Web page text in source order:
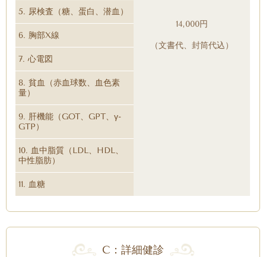
14,000円
（文書代、封筒代込）
5. 尿検査（糖、蛋白、潜血）
6. 胸部X線
7. 心電図
8. 貧血（赤血球数、血色素
量）
9. 肝機能（GOT、GPT、γ-
GTP）
10. 血中脂質（LDL、HDL、
中性脂肪）
11. 血糖
C：詳細健診